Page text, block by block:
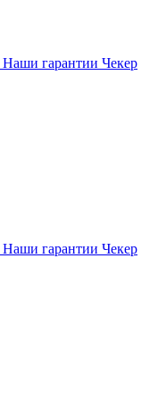
Наши гарантии Чекер
Наши гарантии Чекер